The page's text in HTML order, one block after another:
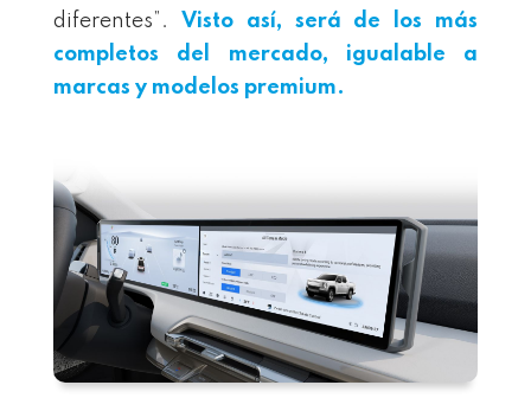
diferentes”. Visto así, será de los más
completos del mercado, igualable a
marcas y modelos premium.